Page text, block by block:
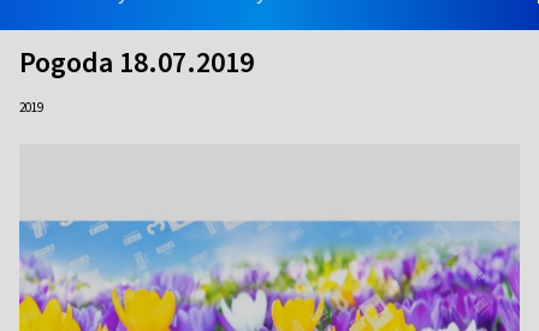
Pogoda 18.07.2019
2019